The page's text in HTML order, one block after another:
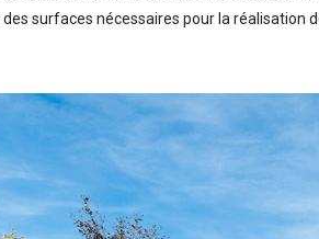
surfaces nécessaires pour la réalisation